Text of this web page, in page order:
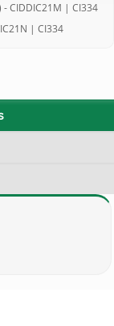
CIDDIC21M | CI334
| CI334